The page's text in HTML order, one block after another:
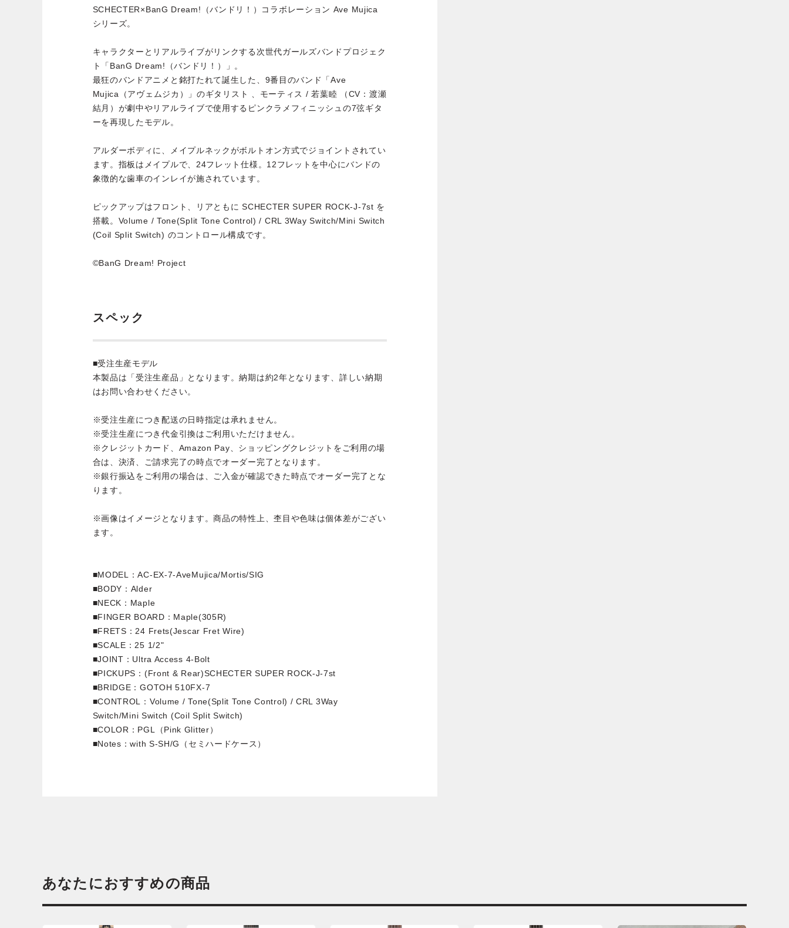
SCHECTER×BanG Dream!（バンドリ！）コラボレーション Ave Mujica
シリーズ。
キャラクターとリアルライブがリンクする次世代ガールズバンドプロジェク
ト「BanG Dream!（バンドリ！）」。
最狂のバンドアニメと銘打たれて誕生した、9番目のバンド「Ave
Mujica（アヴェムジカ）」のギタリスト 、モーティス / 若葉睦 （CV：渡瀬
結月）が劇中やリアルライブで使用するピンクラメフィニッシュの7弦ギタ
ーを再現したモデル。
アルダーボディに、メイプルネックがボルトオン方式でジョイントされてい
ます。指板はメイプルで、24フレット仕様。12フレットを中心にバンドの
象徴的な歯車のインレイが施されています。
ピックアップはフロント、リアともに SCHECTER SUPER ROCK-J-7st を
搭載。Volume / Tone(Split Tone Control) / CRL 3Way Switch/Mini Switch
(Coil Split Switch) のコントロール構成です。
©BanG Dream! Project
スペック
■受注生産モデル
本製品は「受注生産品」となります。納期は約2年となります、詳しい納期
はお問い合わせください。
※受注生産につき配送の日時指定は承れません。
※受注生産につき代金引換はご利用いただけません。
※クレジットカード、Amazon Pay、ショッピングクレジットをご利用の場
合は、決済、ご請求完了の時点でオーダー完了となります。
※銀行振込をご利用の場合は、ご入金が確認できた時点でオーダー完了とな
ります。
※画像はイメージとなります。商品の特性上、杢目や色味は個体差がござい
ます。
■MODEL：AC-EX-7-AveMujica/Mortis/SIG
■BODY：Alder
■NECK：Maple
■FINGER BOARD：Maple(305R)
■FRETS：24 Frets(Jescar Fret Wire)
■SCALE：25 1/2"
■JOINT：Ultra Access 4-Bolt
■PICKUPS：(Front & Rear)SCHECTER SUPER ROCK-J-7st
■BRIDGE：GOTOH 510FX-7
■CONTROL：Volume / Tone(Split Tone Control) / CRL 3Way
Switch/Mini Switch (Coil Split Switch)
■COLOR：PGL（Pink Glitter）
■Notes：with S-SH/G（セミハードケース）
あなたにおすすめの商品